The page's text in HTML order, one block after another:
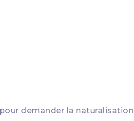
demander la